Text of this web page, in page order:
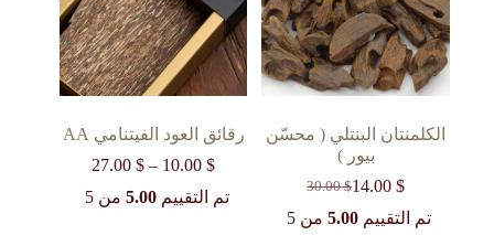
الكلمنتان البنتلي ( محسّن
بيور )
30.00$
السعر
الأصلي
14.00$
السعر
الحالي تم التقييم 5.00من 5
رقائق العود الفيتنامي AA
10.00$
–
27.00$
نطاق
من
تم التقييم5.00 من 5